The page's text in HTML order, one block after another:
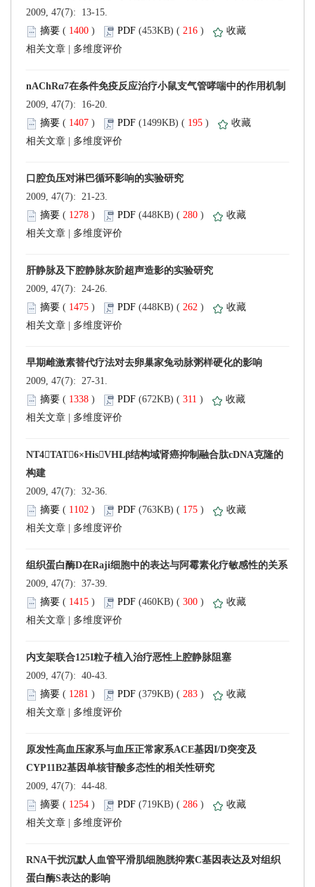
2009, 47(7): 13-15.
(
) 216 )
2009, 47(7): 16-20.
(
) 195 )
2009, 47(7): 21-23.
(
) 280 )
2009, 47(7): 24-26.
(
) 262 )
2009, 47(7): 27-31.
(
) 311 )
2009, 47(7): 32-36.
(
) 175 )
2009, 47(7): 37-39.
(
) 300 )
2009, 47(7): 40-43.
(
) 283 )
2009, 47(7): 44-48.
(
) 286 )